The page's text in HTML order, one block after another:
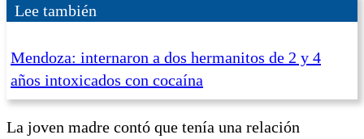
Lee también
Mendoza: internaron a dos hermanitos de 2 y 4
años intoxicados con cocaína
La joven madre contó que tenía una relación